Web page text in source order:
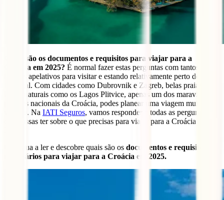
Quais são os documentos e requisitos para viajar para a
Croácia em 2025? É normal fazer estas perguntas com tantos
lugares apelativos para visitar e estando relativamente perto de
Portugal. Com cidades como Dubrovnik e Zagreb, belas praias e
locais naturais como os Lagos Plitvice, apenas um dos maravilhosos
parques nacionais da Croácia, podes planear uma viagem muito
variada. Na IATI Seguros, vamos responder a todas as perguntas
que possas ter sobre o que precisas para viajar para a Croácia em
Continua a ler e descobre quais são os documentos e requisitos
necessários para viajar para a Croácia em 2025.